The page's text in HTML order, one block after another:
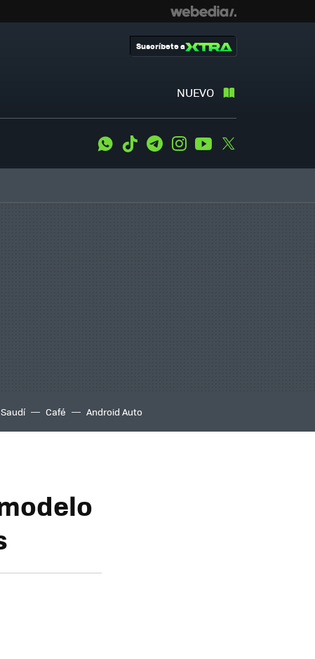
NUEVO
Suscríbete a
WhatsApp
Tiktok TelegramInstagramYoutube
Café Android Auto